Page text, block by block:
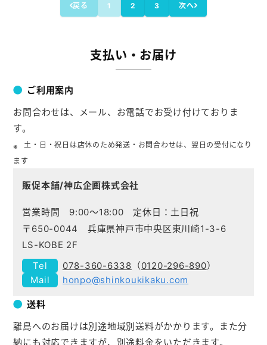
戻る 1 2 3 次へ
支払い・お届け
ご利用案内
お問合わせは、メール、お電話でお受け付けておりま
す。
土・日・祝日は店休のため発送・お問合わせは、翌日の受付になり
ます
販促本舗/神広企画株式会社
営業時間 9:00～18:00 定休日：土日祝
〒650-0044 兵庫県神戸市中央区東川崎1-3-6
LS-KOBE 2F
078-360-6338 （0120-296-890）
honpo@shinkoukikaku.com
送料
離島へのお届けは別途地域別送料がかかります。また分
納にも対応できますが、別途料金をいただきます。